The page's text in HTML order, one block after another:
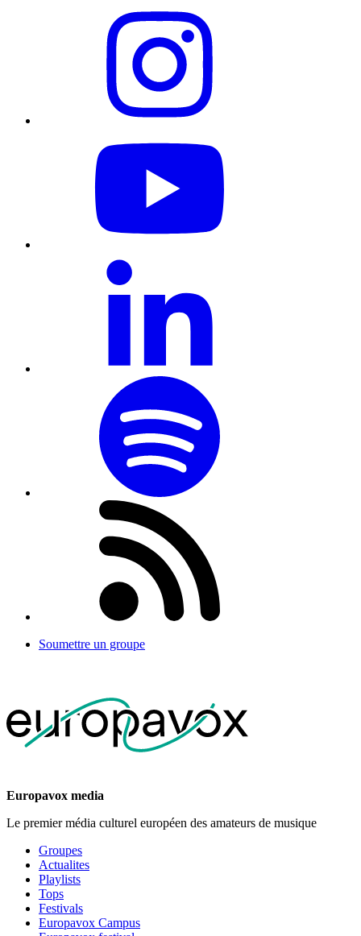
Soumettre un groupe
Europavox media
Le premier média culturel européen des amateurs de musique
Groupes
Actualites
Playlists
Tops
Festivals
Europavox Campus